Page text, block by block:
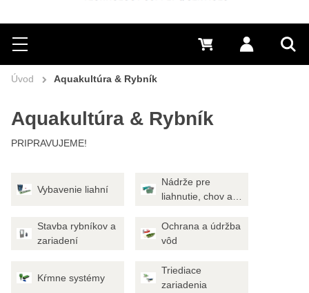
Hľadať
Menu Prihlásiť sa
0 €
Úvod Aquakultúra & Rybník
Aquakultúra & Rybník
PRIPRAVUJEME!
Vybavenie liahní
Nádrže pre
liahnutie, chov a
Stavba rybníkov a
zariadení
Ochrana a údržba
vôd
Kŕmne systémy
Triediace
zariadenia